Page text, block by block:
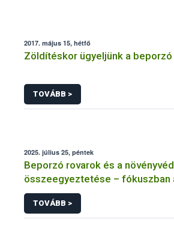
2017. május 15, hétfő
Zöldítéskor ügyeljünk a beporzó
TOVÁBB >
2025. július 25, péntek
Beporzó rovarok és a
összeegyeztetése – fókuszban
TOVÁBB >